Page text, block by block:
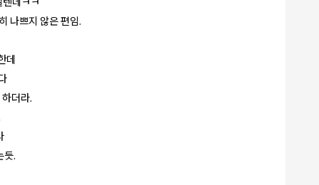
나쁘지 않은 편임.
데
더라.
듯.